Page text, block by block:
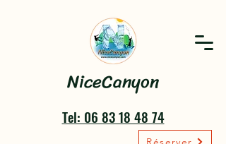
NiceCanyon
Tel: 06 83 18 48 74